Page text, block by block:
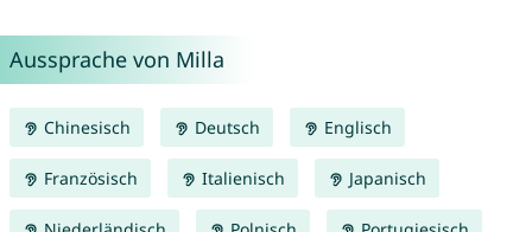
Aussprache von Milla
Chinesisch Deutsch Englisch
Französisch Italienisch Japanisch